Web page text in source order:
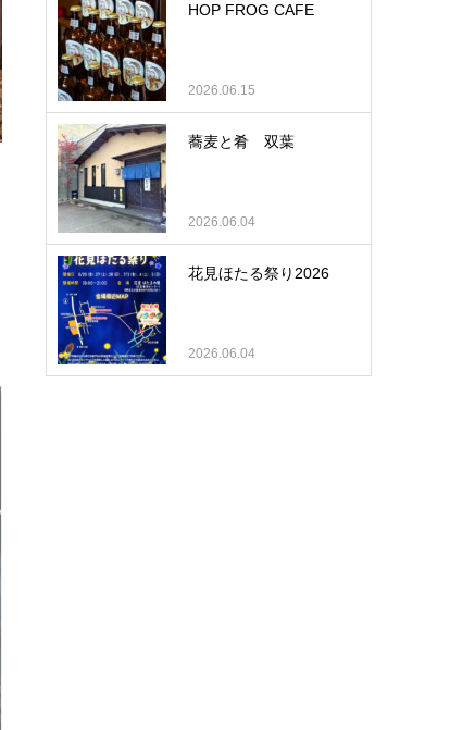
HOP FROG CAFE
2026.06.15
蕎麦と肴 双葉
2026.06.04
花見ほたる祭り2026
2026.06.04